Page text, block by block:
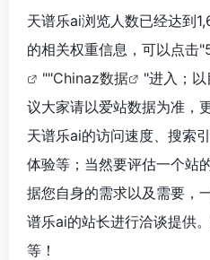
天谱乐ai浏览人数已经达到
的相关权重信息，可以点击"
""Chinaz数据
"进入；
议大家请以爱站数据为准，
天谱乐ai的访问速度、搜索
体验等；当然要评估一个站
据您自身的需求以及需要，
谱乐ai的站长进行洽谈提供
等！